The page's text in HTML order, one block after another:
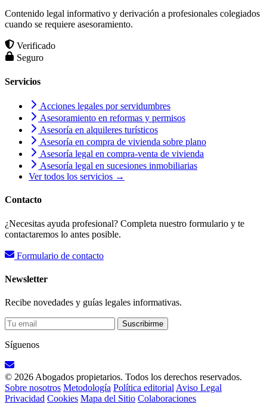
Contenido legal informativo y derivación a profesionales colegiados
cuando se requiere asesoramiento.
Verificado
Seguro
Servicios
Acciones legales por servidumbres
Asesoramiento en reformas y permisos
Asesoría en alquileres turísticos
Asesoría en compra de vivienda sobre plano
Asesoría legal en compra-venta de vivienda
Asesoría legal en sucesiones inmobiliarias
Ver todos los servicios →
Contacto
¿Necesitas ayuda profesional? Completa nuestro formulario y te
contactaremos lo antes posible.
Formulario de contacto
Newsletter
Recibe novedades y guías legales informativas.
Suscribirme
Síguenos
© 2026 Abogados propietarios. Todos los derechos reservados.
Sobre nosotros Metodología Política editorial Aviso Legal
Privacidad Cookies Mapa del Sitio Colaboraciones